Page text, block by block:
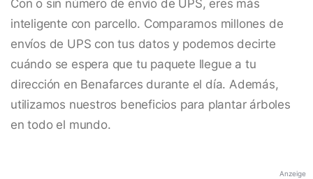
Con o sin número de envío de UPS, eres más
inteligente con parcello. Comparamos millones de
envíos de UPS con tus datos y podemos decirte
cuándo se espera que tu paquete llegue a tu
dirección en Benafarces durante el día. Además,
utilizamos nuestros beneficios para plantar árboles
en todo el mundo.
Anzeige